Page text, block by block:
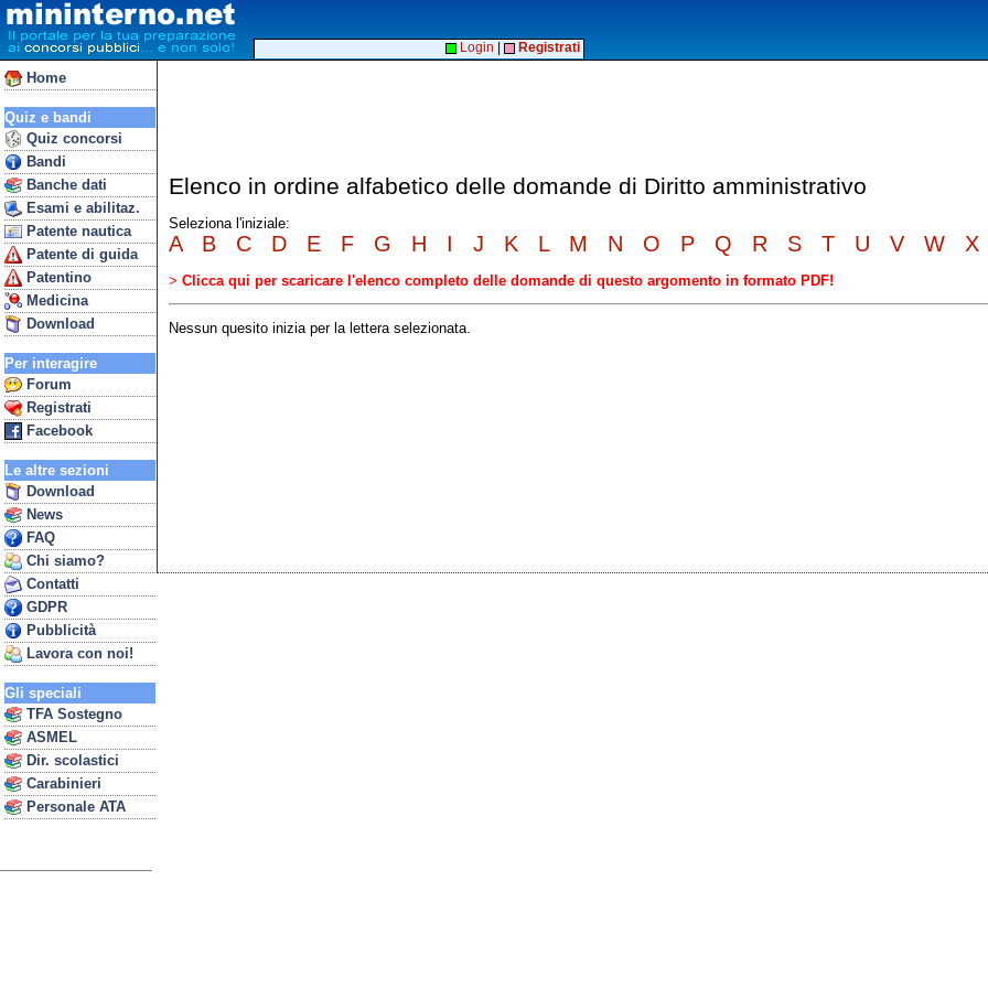
Home
Quiz e bandi
Quiz concorsi
Bandi
Banche dati
Esami e abilitaz.
Patente nautica
Patente di guida
Patentino
Medicina
Download
Per interagire
Forum
Registrati
Facebook
Le altre sezioni
Download
News
FAQ
Chi siamo?
Contatti
GDPR
Pubblicità
Lavora con noi!
Gli speciali
TFA Sostegno
ASMEL
Dir. scolastici
Carabinieri
Personale ATA
Login Registrati
Elenco in ordine alfabetico delle domande di Diritto amministrativo
Seleziona l'iniziale:
A B C D E F G H I J K L M N O P Q R S T U V W X
> Clicca qui per scaricare l'elenco completo delle domande di questo argomento in formato PDF!
Nessun quesito inizia per la lettera selezionata.